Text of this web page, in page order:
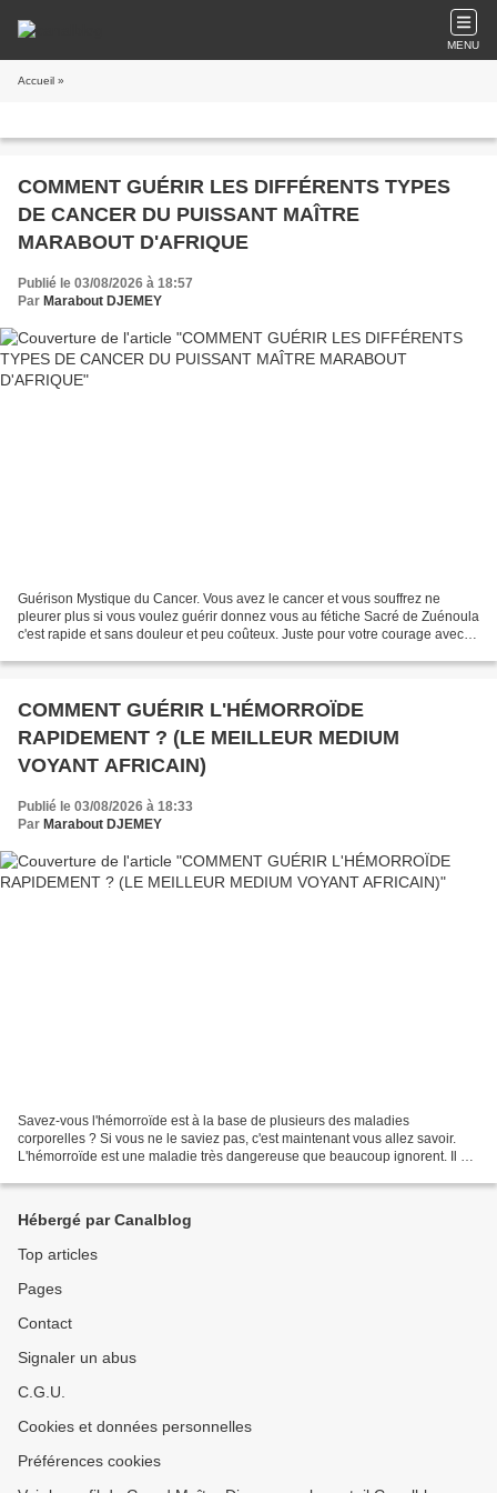
MENU
Accueil »
​COMMENT GUÉRIR LES DIFFÉRENTS TYPES
DE CANCER DU PUISSANT MAÎTRE
MARABOUT D'AFRIQUE
Publié le 03/08/2026 à 18:57
Par Marabout DJEMEY
Guérison Mystique du Cancer. Vous avez le cancer et vous souffrez ne
pleurer plus si vous voulez guérir donnez vous au fétiche Sacré de Zuénoula
c'est rapide et sans douleur et peu coûteux. Juste pour votre courage avec le
​COMMENT GUÉRIR L'HÉMORROÏDE
RAPIDEMENT ? (LE MEILLEUR MEDIUM
VOYANT AFRICAIN)
Publié le 03/08/2026 à 18:33
Par Marabout DJEMEY
Savez-vous l'hémorroïde est à la base de plusieurs des maladies
corporelles ? Si vous ne le saviez pas, c'est maintenant vous allez savoir.
L'hémorroïde est une maladie très dangereuse que beaucoup ignorent. Il y
Hébergé par Canalblog
Top articles
Pages
Contact
Signaler un abus
C.G.U.
Cookies et données personnelles
Préférences cookies